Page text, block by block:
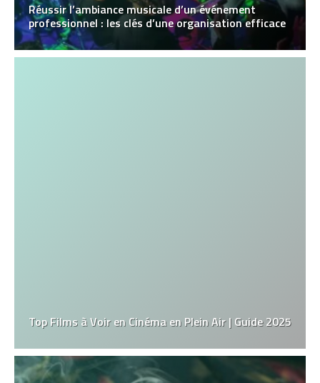
Réussir l’ambiance musicale d’un événement
professionnel : les clés d’une organisation efficace
Top Films à Voir en Cinéma en Plein Air | Guide 2025